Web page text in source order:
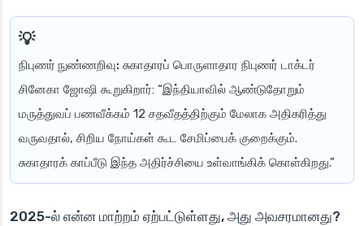
நிபுணர் நுண்ணறிவு: சுகாதாரப் பொருளாதார நிபுணர் டாக்டர்
சினேகா ஜோஷி கூறுகிறார்: “இந்தியாவில் ஆண்டுதோறும்
மருத்துவப் பணவீக்கம் 12 சதவீதத்திற்கும் மேலாக அதிகரித்து
வருவதால், சிறிய நோய்கள் கூட சேமிப்பைக் குறைக்கும்.
சுகாதாரக் காப்பீடு இந்த அதிர்ச்சியை உள்வாங்கிக் கொள்கிறது.”
2025-ல் என்ன மாற்றம் ஏற்பட்டுள்ளது, அது அவசரமானது?